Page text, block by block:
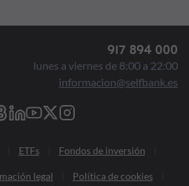
917 894 000
lunes a viernes de 8:00 a 22:00
informacion@selfbank.es
ETFs Fondos de inversión
legal Política de cookies